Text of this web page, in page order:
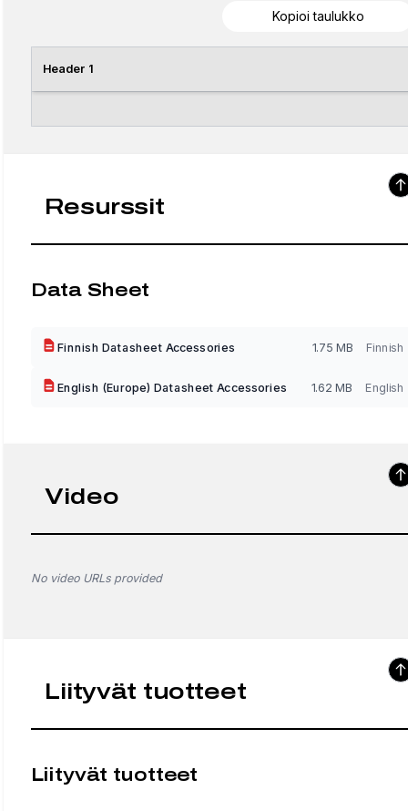
Kopioi taulukko
Header 1
Resurssit
Data Sheet
Finnish Datasheet Accessories 1.75 MB Finnish
English (Europe) Datasheet Accessories 1.62 MB English
Video
No video URLs provided
Liityvät tuotteet
Liityvät tuotteet